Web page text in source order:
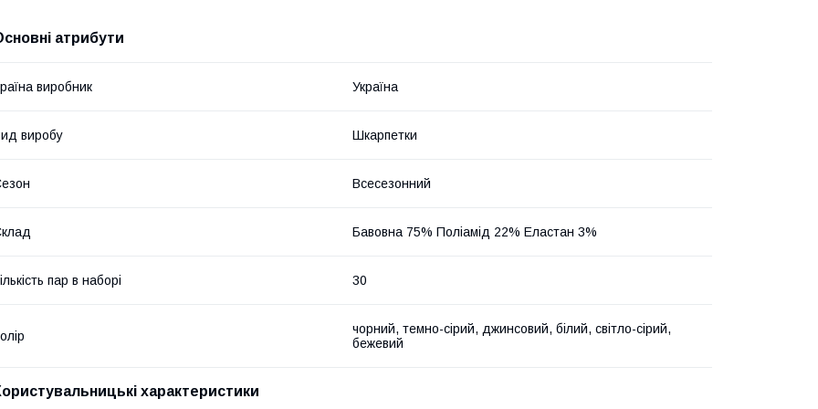
атрибути
виробник Україна
виробу Шкарпетки
Всесезонний
Бавовна 75% Поліамід 22% Еластан 3%
пар в наборі 30
чорний, темно-сірий, джинсовий, білий, світло-сірий,
бежевий
характеристики